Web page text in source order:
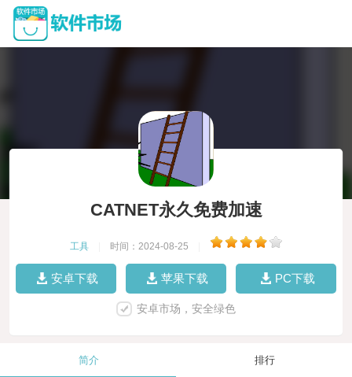
CATNET永久免费加速
工具 时间：2024-08-25
安卓下载 苹果下载 PC下载
安卓市场，安全绿色
简介 排行